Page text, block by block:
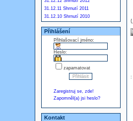
31.12.11 Shrnutí 2011
31.12.10 Shrnutí 2010
Přihlášení
Přihlašovací jméno:
Heslo:
zapamatovat
Zaregistruj se, zde!
Zapomněl(a) jsi heslo?
Kontakt
: